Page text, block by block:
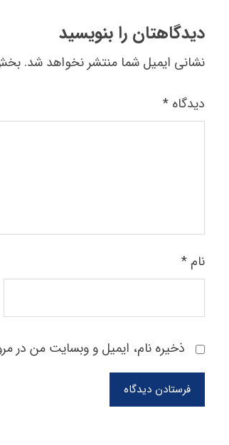
دیدگاهتان را بنویسید
نشانی ایمیل شما منتشر نخواهد شد.
دیدگاه *
نام *
ذخیره نام، ایمیل و وبسایت من در
فرستادن دیدگاه